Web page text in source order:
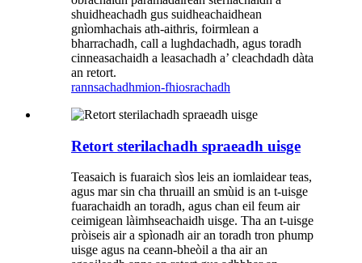
shuidheachadh gus suidheachaidhean
gnìomhachais ath-aithris, foirmlean a
bharrachadh, call a lughdachadh, agus toradh
cinneasachaidh a leasachadh a’ cleachdadh dàta
an retort.
rannsachadhmion-fhiosrachadh
Retort sterilachadh spraeadh uisge
Teasaich is fuaraich sìos leis an iomlaidear teas,
agus mar sin cha thruaill an smùid is an t-uisge
fuarachaidh an toradh, agus chan eil feum air
ceimigean làimhseachaidh uisge. Tha an t-uisge
pròiseis air a spìonadh air an toradh tron ​​phump
uisge agus na ceann-bheòil a tha air an